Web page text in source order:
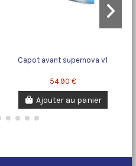
Capot avant supernova v1
54,90 €
Ajouter au panier